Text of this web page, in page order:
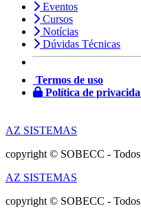
Eventos
Cursos
Notícias
Dúvidas Técnicas
Termos de uso
Política de
AZ SISTEMAS
copyright © SOBECC - Todos
AZ SISTEMAS
copyright © SOBECC - Todos